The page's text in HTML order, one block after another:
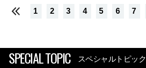
1 2 3 4 5 6 7
SPECIAL TOPIC スペシャルトピック